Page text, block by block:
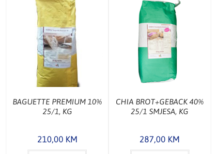
BAGUETTE PREMIUM 10%
25/1, KG
210,00 KM
CHIA BROT+GEBACK 40%
25/1 SMJESA, KG
287,00 KM